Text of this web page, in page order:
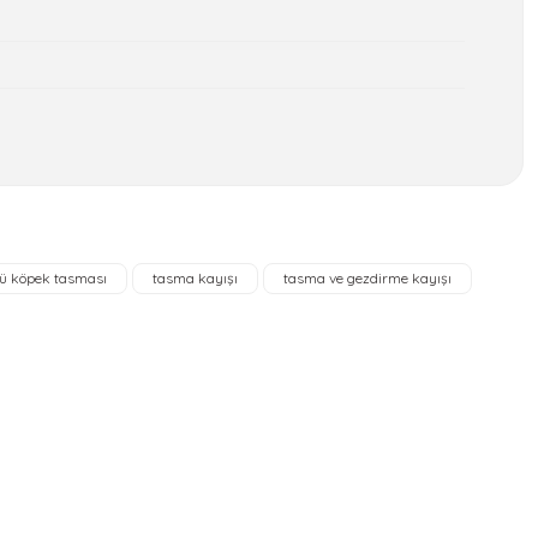
köpek tasması tasma kayışı
tasma ve gezdirme kayışı